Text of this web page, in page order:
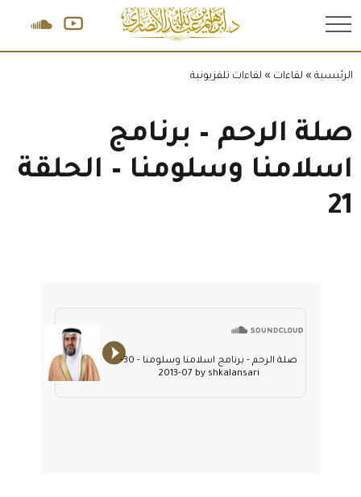
الرئيسية » لقاءات » لقاءات تلفزيونية
صلة الرحم – برنامج
اسلامنا وسلومنا – الحلقة
21
صلة الرحم - برنامج اسلامنا وسلومنا - 30-
07-2013 by shkalansari